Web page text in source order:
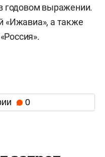
годовом выражении.
«Ижавиа», а также
0